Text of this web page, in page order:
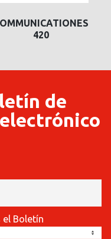
420
de
el Boletín